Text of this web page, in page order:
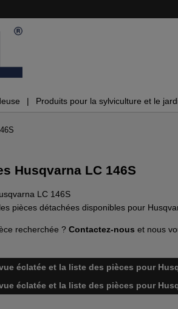
Produits pour la sylviculture et le
Husqvarna LC 146S
LC 146S
pièces détachées disponibles pour
recherchée ? Contactez-nous et nous
éclatée et la liste des pièces pour
éclatée et la liste des pièces pour